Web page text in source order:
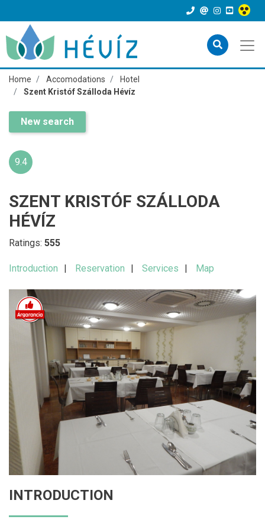
Home Accomodations
Hotel
Szent Kristóf Szálloda Hévíz
New search
9.4
SZENT KRISTÓF SZÁLLODA
HÉVÍZ
Ratings: 555
Introduction Reservation Services Map
INTRODUCTION